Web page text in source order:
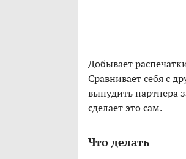
Добывает
Сравнивает себя с
вынудить партнера
сделает это сам.
Что делать